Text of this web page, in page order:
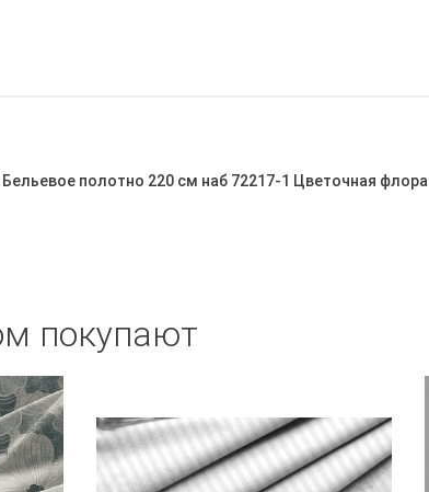
полотно 220 см наб 72217-1 Цветочная флора
покупают